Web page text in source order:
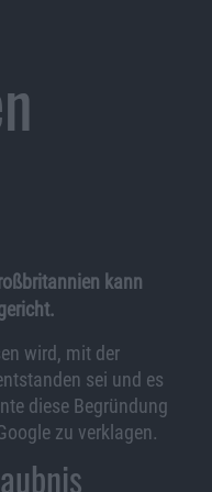
kann
wird, mit der
sei und es
diese Begründung
zu verklagen.